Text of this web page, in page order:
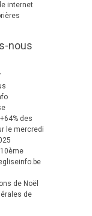
internet
nous
des
le mercredi
de Noël
de